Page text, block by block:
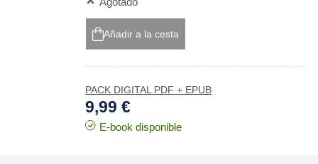
Añadir a la cesta
PACK DIGITAL PDF + EPUB
9,99 €
E-book disponible